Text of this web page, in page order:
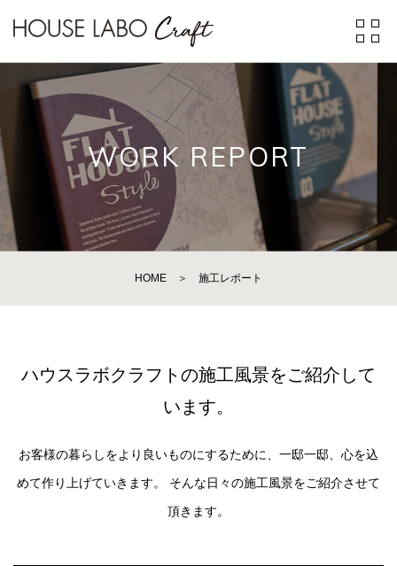
WORK REPORT
HOME ＞ 施工レポート
ハウスラボクラフトの施工風景をご紹介して
います。
お客様の暮らしをより良いものにするために、一邸一邸、心を込
めて作り上げていきます。
そんな日々の施工風景をご紹介させて
頂きます。